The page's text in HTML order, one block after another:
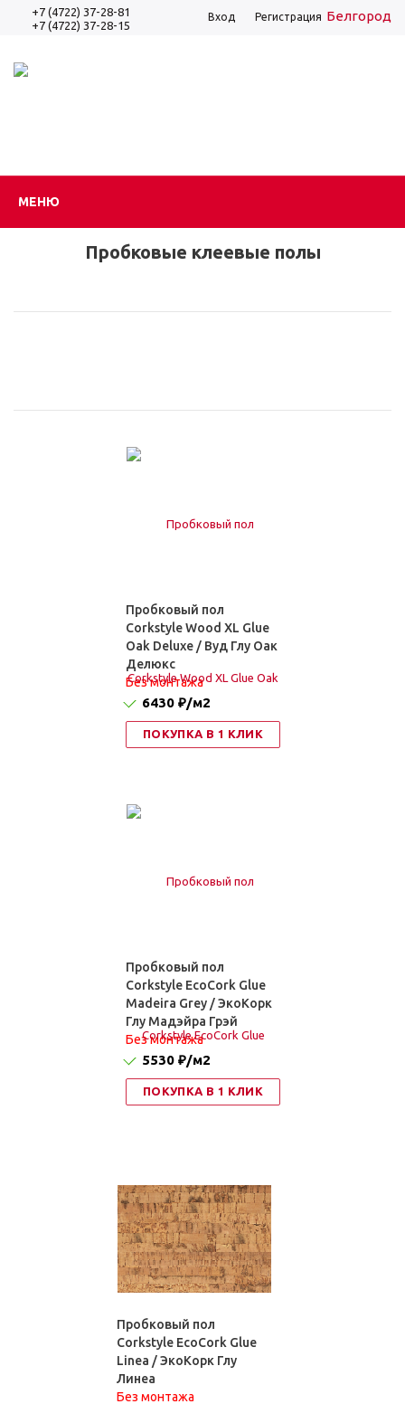
+7 (4722) 37-28-81
+7 (4722) 37-28-15
Белгород
Вход Регистрация
МЕНЮ
Пробковые клеевые полы
Пробковый пол
Corkstyle Wood XL Glue
Oak Deluxe / Вуд Глу Оак
Делюкс
Без монтажа
6430 ₽/м2
ПОКУПКА В 1 КЛИК
Пробковый пол
Corkstyle EcoCork Glue
Madeira Grey / ЭкоКорк
Глу Мадэйра Грэй
Без монтажа
5530 ₽/м2
ПОКУПКА В 1 КЛИК
Пробковый пол
Corkstyle EcoCork Glue
Linea / ЭкоКорк Глу
Линеа
Без монтажа